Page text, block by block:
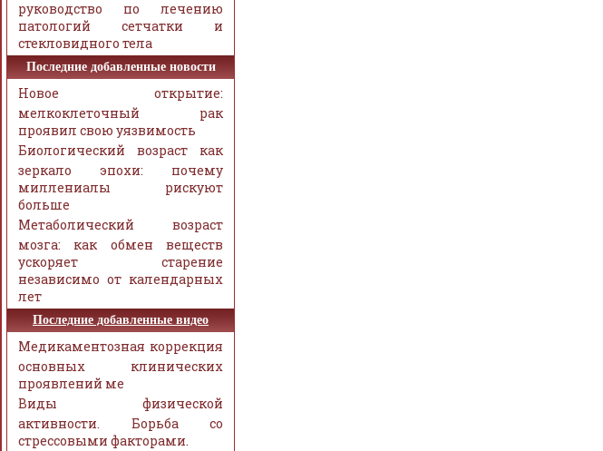
руководство по лечению
патологий сетчатки и
стекловидного тела
Последние добавленные новости
Новое открытие:
мелкоклеточный рак
проявил свою уязвимость
Биологический возраст как
зеркало эпохи: почему
миллениалы рискуют
больше
Метаболический возраст
мозга: как обмен веществ
ускоряет старение
независимо от календарных
лет
Последние добавленные видео
Медикаментозная коррекция
основных клинических
проявлений ме
Виды физической
активности. Борьба со
стрессовыми факторами.